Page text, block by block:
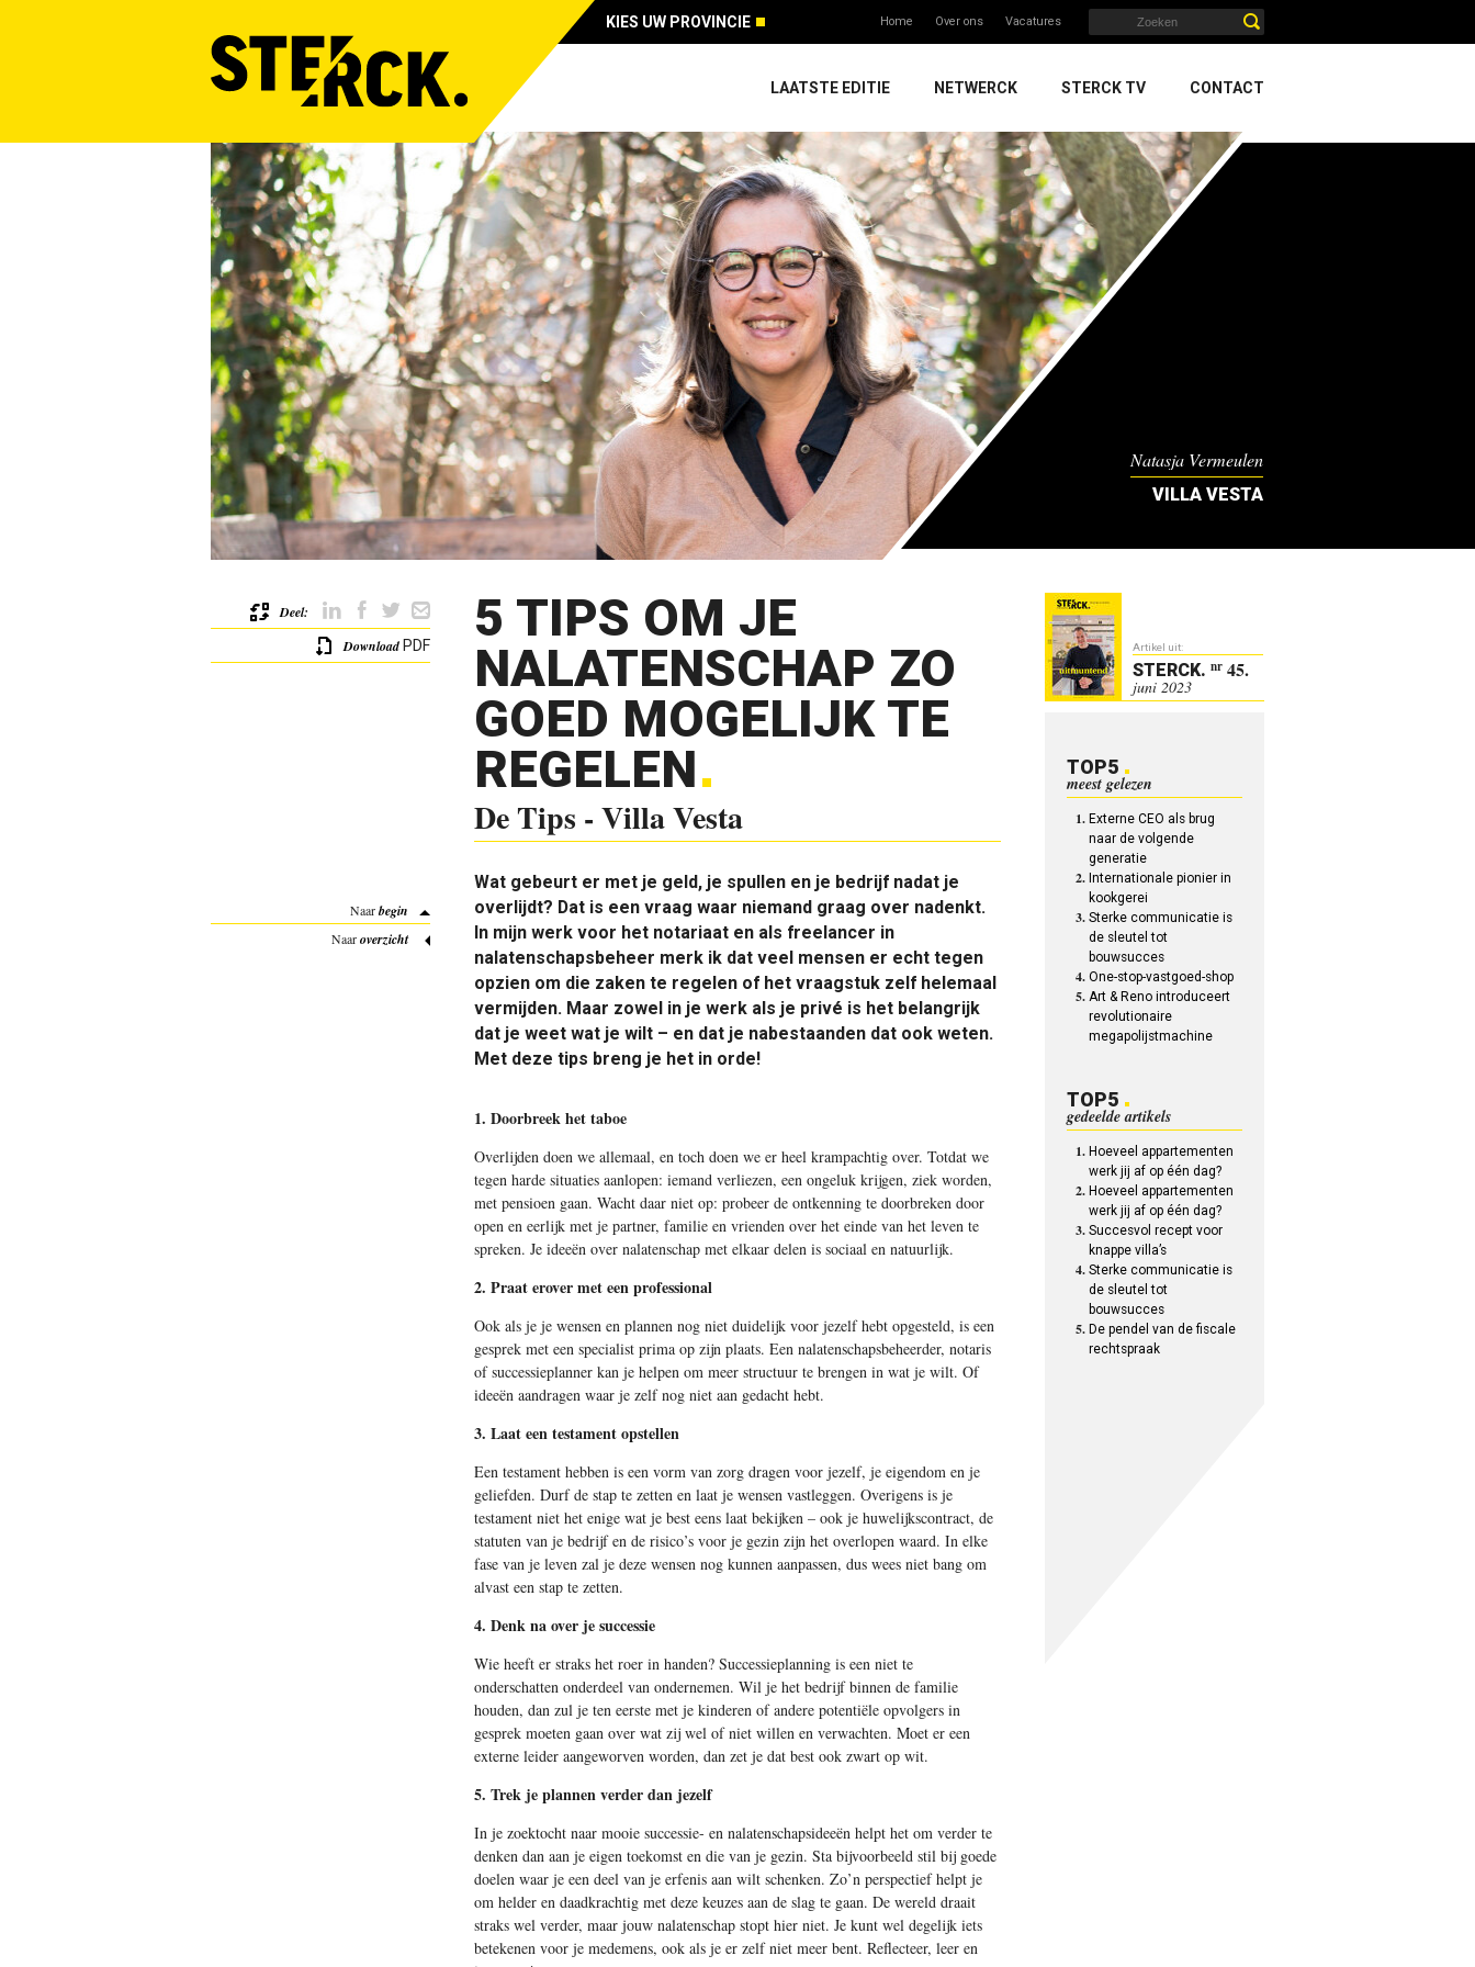
KIES UW PROVINCIE Home Over ons Vacatures
LAATSTE EDITIE NETWERCK STERCK TV CONTACT
Natasja Vermeulen
VILLA VESTA
5 TIPS OM JE
NALATENSCHAP ZO
GOED MOGELIJK TE
REGELEN
De Tips - Villa Vesta
Wat gebeurt er met je geld, je spullen en je bedrijf nadat je
overlijdt? Dat is een vraag waar niemand graag over nadenkt.
In mijn werk voor het notariaat en als freelancer in
nalatenschapsbeheer merk ik dat veel mensen er echt tegen
opzien om die zaken te regelen of het vraagstuk zelf helemaal
vermijden. Maar zowel in je werk als je privé is het belangrijk
dat je weet wat je wilt – en dat je nabestaanden dat ook weten.
Met deze tips breng je het in orde!
1. Doorbreek het taboe
Overlijden doen we allemaal, en toch doen we er heel krampachtig over. Totdat we
tegen harde situaties aanlopen: iemand verliezen, een ongeluk krijgen, ziek worden,
met pensioen gaan. Wacht daar niet op: probeer de ontkenning te doorbreken door
open en eerlijk met je partner, familie en vrienden over het einde van het leven te
spreken. Je ideeën over nalatenschap met elkaar delen is sociaal en natuurlijk.
2. Praat erover met een professional
Ook als je je wensen en plannen nog niet duidelijk voor jezelf hebt opgesteld, is een
gesprek met een specialist prima op zijn plaats. Een nalatenschapsbeheerder, notaris
of successieplanner kan je helpen om meer structuur te brengen in wat je wilt. Of
ideeën aandragen waar je zelf nog niet aan gedacht hebt.
3. Laat een testament opstellen
Een testament hebben is een vorm van zorg dragen voor jezelf, je eigendom en je
geliefden. Durf de stap te zetten en laat je wensen vastleggen. Overigens is je
testament niet het enige wat je best eens laat bekijken – ook je huwelijkscontract, de
statuten van je bedrijf en de risico’s voor je gezin zijn het overlopen waard. In elke
fase van je leven zal je deze wensen nog kunnen aanpassen, dus wees niet bang om
alvast een stap te zetten.
4. Denk na over je successie
Wie heeft er straks het roer in handen? Successieplanning is een niet te
onderschatten onderdeel van ondernemen. Wil je het bedrijf binnen de familie
houden, dan zul je ten eerste met je kinderen of andere potentiële opvolgers in
gesprek moeten gaan over wat zij wel of niet willen en verwachten. Moet er een
externe leider aangeworven worden, dan zet je dat best ook zwart op wit.
5. Trek je plannen verder dan jezelf
In je zoektocht naar mooie successie- en nalatenschapsideeën helpt het om verder te
denken dan aan je eigen toekomst en die van je gezin. Sta bijvoorbeeld stil bij goede
doelen waar je een deel van je erfenis aan wilt schenken. Zo’n perspectief helpt je
om helder en daadkrachtig met deze keuzes aan de slag te gaan. De wereld draait
straks wel verder, maar jouw nalatenschap stopt hier niet. Je kunt wel degelijk iets
betekenen voor je medemens, ook als je er zelf niet meer bent. Reflecteer, leer en
Deel:
DownloadPDF
Naarbegin
Naaroverzicht
Artikel uit:
STERCK. nr 45.
juni 2023
TOP5
meest gelezen
Externe CEO als brug
naar de volgende
generatie
Internationale pionier in
kookgerei
Sterke communicatie is
de sleutel tot
bouwsucces
One-stop-vastgoed-shop
Art & Reno introduceert
revolutionaire
megapolijstmachine
TOP5
gedeelde artikels
Hoeveel appartementen
werk jij af op één dag?
Hoeveel appartementen
werk jij af op één dag?
Succesvol recept voor
knappe villa’s
Sterke communicatie is
de sleutel tot
bouwsucces
De pendel van de fiscale
rechtspraak